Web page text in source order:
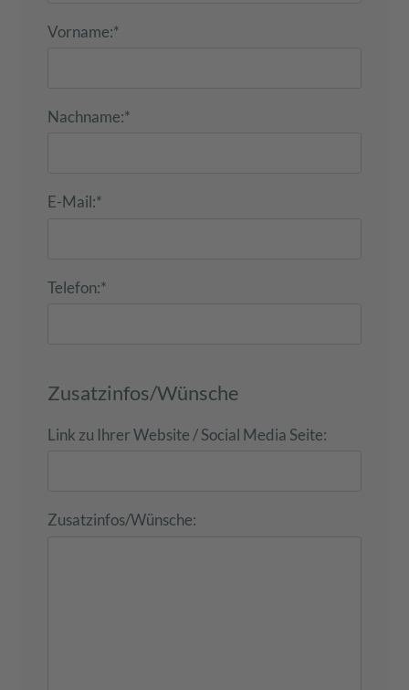
Vorname:*
Nachname:*
E-Mail:*
Telefon:*
Zusatzinfos/Wünsche
Link zu Ihrer Website / Social Media Seite:
Zusatzinfos/Wünsche: